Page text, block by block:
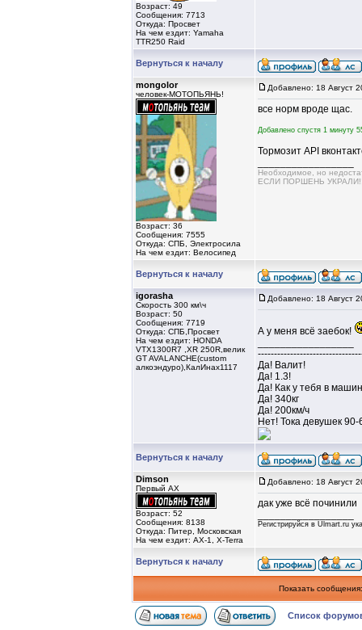
Возраст: 49
Сообщения: 7713
Откуда: Просвет
На чем ездит: Yamaha
TTR250 Raid
Вернуться к началу
mongolor
человек-МОТОПЬЯНЬ!
Возраст: 36
Сообщения: 7555
Откуда: СПБ, Электросила
На чем ездит: Велосипед
Добавлено: 18 Август
все норм вроде щас.
Добавлено спустя 1 минуту
Тормозит API
Необходимое, но
ЕСЛИ ПОРШЕНЬ
Вернуться к началу
igorasha
Скорость 300 км\ч
Возраст: 50
Сообщения: 7719
Откуда: СПБ,Просвет
На чем ездит: HONDA
VTX1300R7 ,XR 250R,велик
GT AVALANCHE(custom
алкоэндуро),КалИнах1117
Добавлено: 18 Август
А у меня всё заебок!
Да! Валит!
Да! 1.3!
Да! Как у тебя в
Да! 340кг
Да! 200км/ч
Нет! Тока девушек
Вернуться к началу
Dimson
Первый AX
Возраст: 52
Сообщения: 8138
Откуда: Питер, Московская
На чем ездит: AX-1, X-Terra
Добавлено: 18 Август
дак уже всё починили
Регистрируйся в Ulmart.ru
Вернуться к началу
Показать
Список